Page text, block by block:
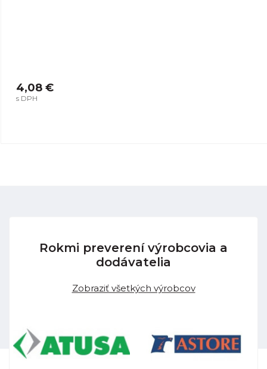
4,08 €
s DPH
Rokmi preverení výrobcovia a
dodávatelia
Zobraziť všetkých výrobcov